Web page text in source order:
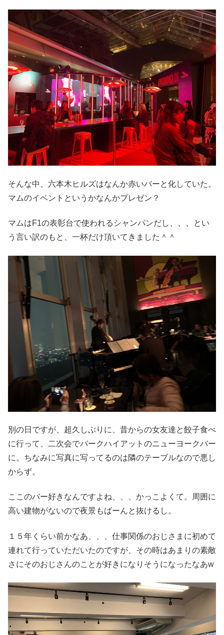
そんな中、六本木ヒルズはなんか赤いバーと化していた。
マムのイベントというかなんかプレゼン？
マムはF1の表彰台で使われるシャンパンだし、、、とい
う言い訳のもと、一杯だけ頂いてきました＾＾
別の日ですが、超久しぶりに、昔からの女友達と餃子食べ
に行って、二次会でパークハイアットのニューヨークバー
に。ちなみに写真に写ってるのは隣のテーブルなので悪し
からず。
ここのバー好きなんですよね、、、かっこよくて。周囲に
高い建物がないので夜景もばーんと抜けるし。
１５年くらい前かなあ、、、仕事関係のおじさまに初めて
連れて行っていただいたのですが、その時はあまりの素敵
さにそのおじさんのことが好きになりそうになったなあw